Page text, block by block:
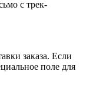
с трек-
заказа. Если
поле для